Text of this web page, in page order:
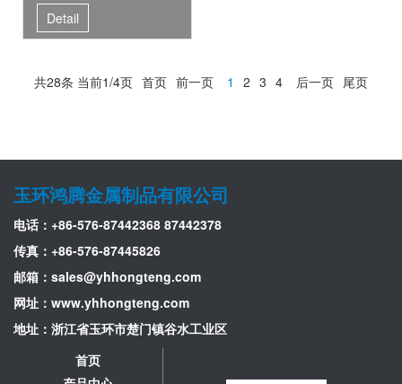
Detail
共28条 当前1/4页 首页 前一页 1 2 3 4 后一页 尾页
玉环鸿腾金属制品有限公司
电话：+86-576-87442368 87442378
传真：+86-576-87445826
邮箱： sales@yhhongteng.com
网址：www.yhhongteng.com
地址：浙江省玉环市楚门镇谷水工业区
首页